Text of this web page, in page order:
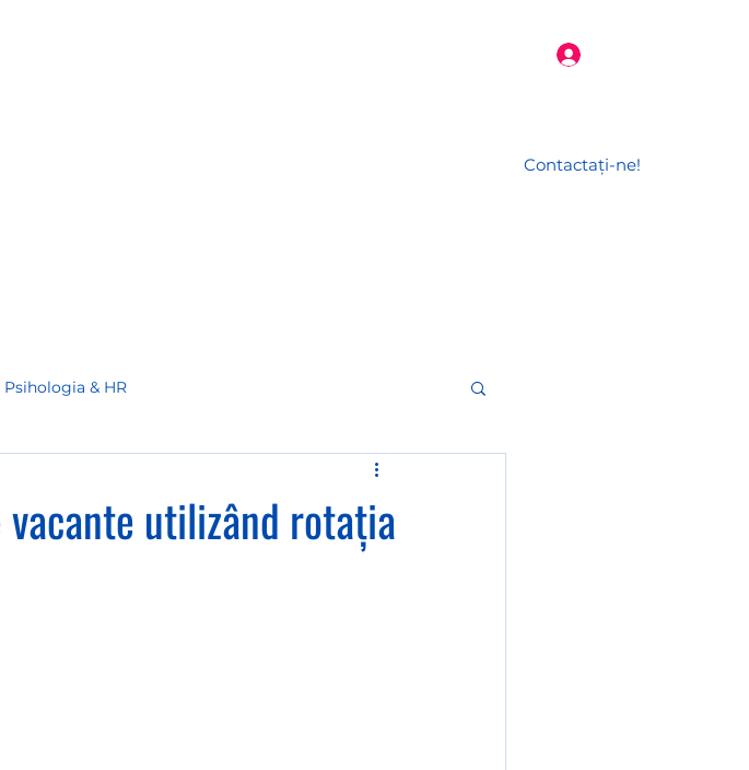
Contactați-ne!
Psihologia & HR
utilizând rotația